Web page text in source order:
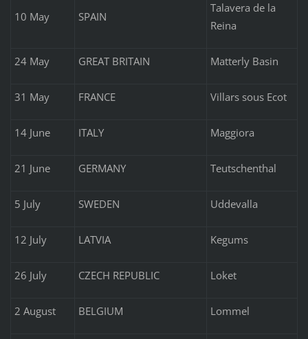
10 May SPAIN
Talavera de la
Reina
24 May GREAT BRITAIN Matterly Basin
31 May FRANCE Villars sous Ecot
14 June ITALY Maggiora
21 June GERMANY Teutschenthal
5 July SWEDEN Uddevalla
12 July LATVIA Kegums
26 July CZECH REPUBLIC Loket
2 August BELGIUM Lommel